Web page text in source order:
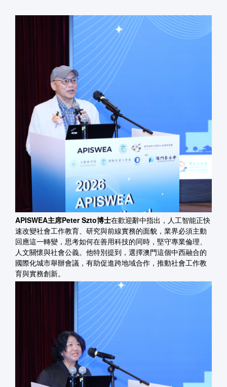
APISWEA主席Peter Szto博士在歡迎辭中指出，人工智能正快
速改變社會工作教育、研究與前線實務的面貌，業界必須主動
回應這一轉變，思考如何在善用科技的同時，堅守專業倫理、
人文關懷與社會公義。他特別提到，選擇澳門這個中西融合的
國際化城市舉辦會議，有助促進跨地域合作，推動社會工作教
育與實務創新。